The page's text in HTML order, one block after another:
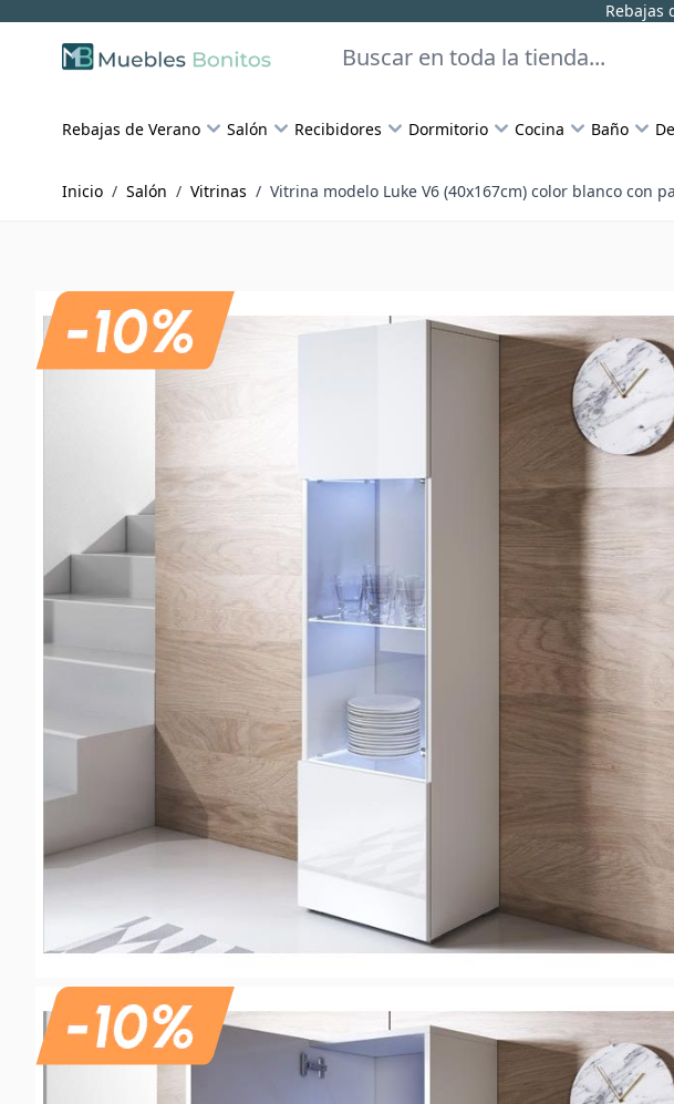
Rebajas
Skip to Content
Buscar
Rebajas de Verano Salón Recibidores Dormitorio Cocina Baño
Inicio / Salón / Vitrinas / Vitrina modelo Luke V6 (40x167cm) color blanco con